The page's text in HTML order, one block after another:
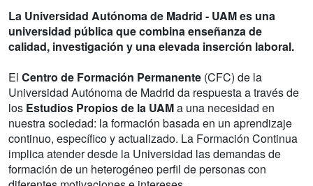
La Universidad Autónoma de Madrid - UAM es una
universidad pública que combina enseñanza de
calidad, investigación y una elevada inserción laboral.
El Centro de Formación Permanente (CFC) de la
Universidad Autónoma de Madrid da respuesta a través de
los Estudios Propios de la UAMa una necesidad en
nuestra sociedad: la formación basada en un aprendizaje
continuo, específico y actualizado. La Formación Continua
implica atender desde la Universidad las demandas de
formación de un heterogéneo perfil de personas con